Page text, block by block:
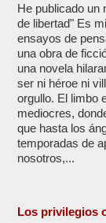
He publicado un
de libertad" Es
ensayos de
una obra de
una novela
ser ni héroe ni
orgullo. El limbo
mediocres,
que hasta los
temporadas de
nosotros,...
Los privilegios